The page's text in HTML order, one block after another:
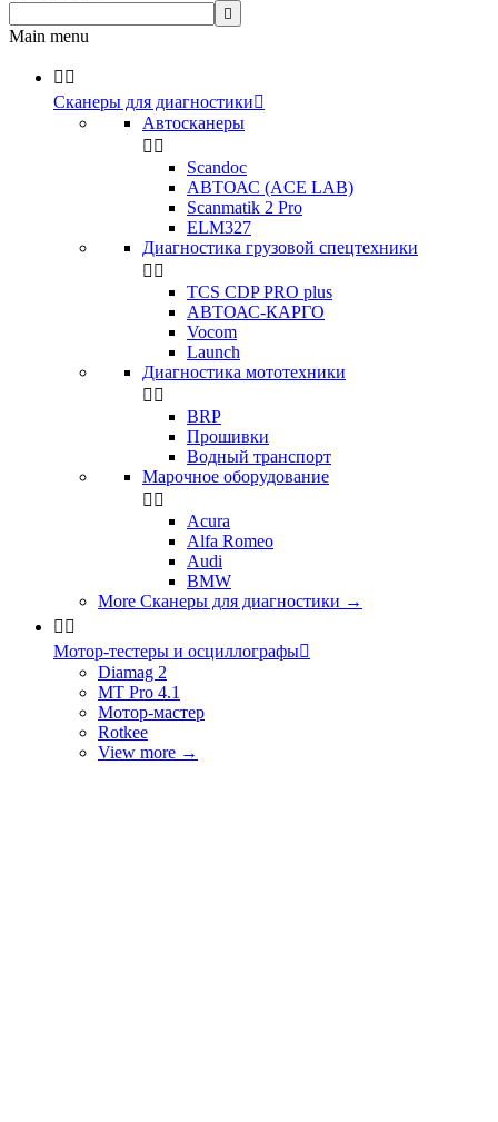

Main menu
 
Сканеры для диагностики
Автосканеры
 
Scandoc
АВТОАС (ACE LAB)
Scanmatik 2 Pro
ELM327
Диагностика грузовой спецтехники
 
TCS CDP PRO plus
АВТОАС-КАРГО
Vocom
Launch
Диагностика мототехники
 
BRP
Прошивки
Водный транспорт
Марочное оборудование
 
Acura
Alfa Romeo
Audi
BMW
More Сканеры для диагностики →
 
Мотор-тестеры и осциллографы
Diamag 2
MT Pro 4.1
Мотор-мастер
Rotkee
View more →